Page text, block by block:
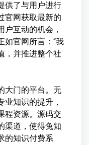
供了与用户进行
官网获取最新的
互动的机会，
如官网所言：“我
，并推进整个社
大门的平台。无
知识的提升，
程资源。源码交
渠道，使得兔知
的知识付费系